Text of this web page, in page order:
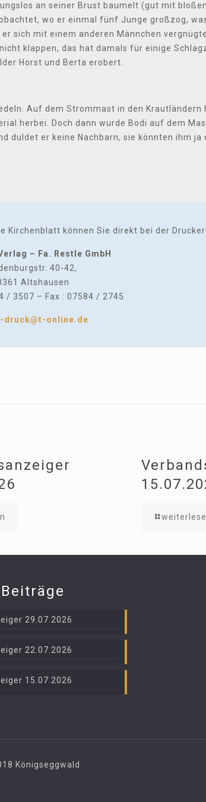
an seiner Brust baumelt (gut mit
wo er einmal fünf Junge großzog,
sich mit einem anderen Männchen
klappen, das hat damals für einige
Horst und Berta erobert.
Auf dem Strommast in den Krautländern
herbei. Doch dann wurde Bodi auf dem
duldet er keine Nachbarn, sie könnten ihm
Kirchenblatt können Sie direkt bei der
– Fa. Restle GmbH
40-42,
Altshausen
/ 3507 – Fax : 07584 / 2745
druck@t-online.de
29.07.2026
22.07.2026
15.07.2026
Königseggwald